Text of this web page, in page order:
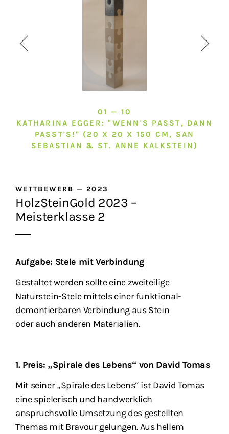
01 — 10
KATHARINA EGGER: "WENN'S PASST, DANN
PASST'S!" (20 X 20 X 150 CM, SAN
SEBASTIAN & ST. ANNE KALKSTEIN)
WETTBEWERB—2023
HolzSteinGold 2023 –
Meisterklasse 2
Aufgabe: Stele mit Verbindung
Gestaltet werden sollte eine zweiteilige
Naturstein-Stele mittels einer funktional-
demontierbaren Verbindung aus Stein
oder auch anderen Materialien.
1. Preis: „Spirale des Lebens“ von David Tomas
Mit seiner „Spirale des Lebens“ ist David Tomas
eine spielerisch und handwerklich
anspruchsvolle Umsetzung des gestellten
Themas mit Bravour gelungen. Aus hellem